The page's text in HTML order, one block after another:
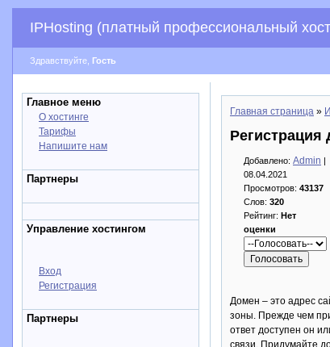
IPHosting (платный профессиональный
Здравствуйте, Гость
Главное меню
О хостинге
Тарифы
Напишите нам
Партнеры
Управление хостингом
Вход
Регистрация
Партнеры
Главная страница »
Регистрация
Добавлено: Admin |
08.04.2021
Просмотров: 43137
Слов: 320
Рейтинг: Нет
оценки
Домен – это адрес
зоны. Прежде чем
ответ доступен он
связи. Придумайте